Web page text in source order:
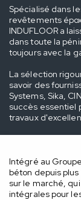
Spécialisé dans
revêtements
INDUFLOOR a
dans toute la
toujours avec la
La sélection
savoir des
Systems, Sika,
succès essentiel
travaux
Intégré au
béton depuis
sur le marché,
intégrales pour